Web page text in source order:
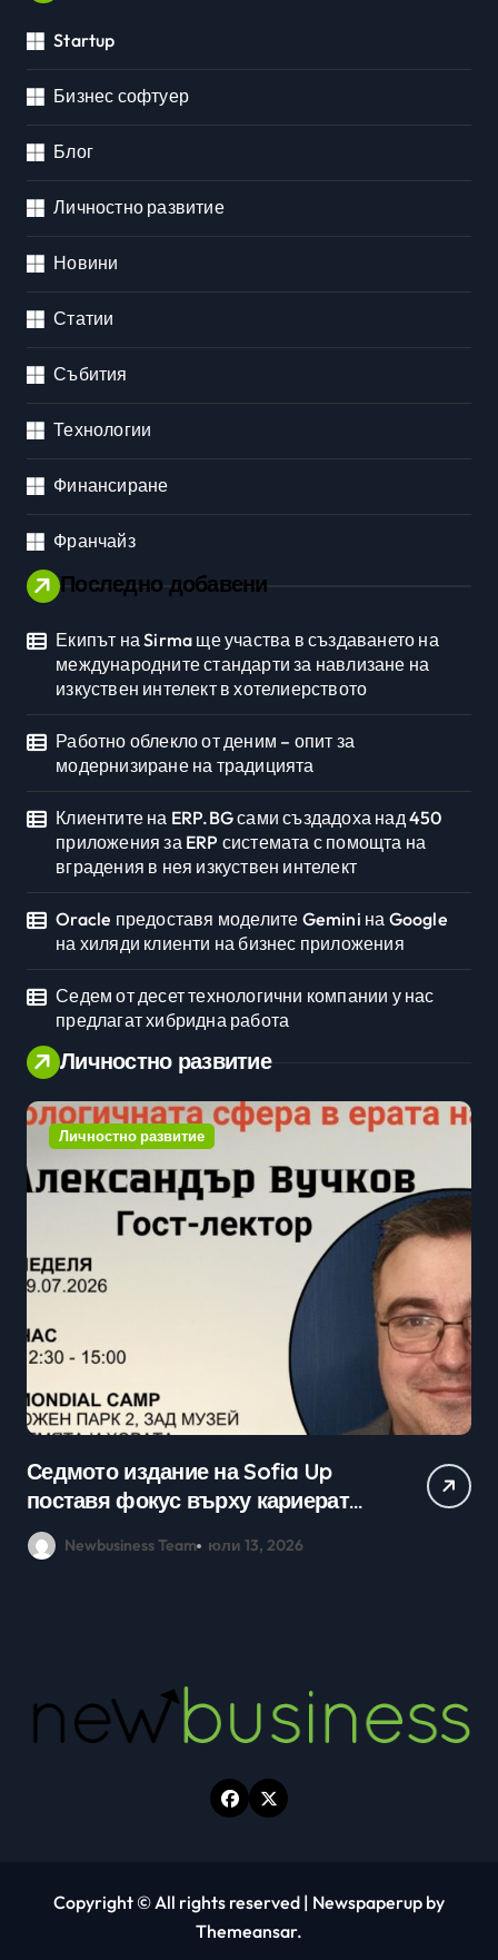
Startup
Бизнес софтуер
Блог
Личностно развитие
Новини
Статии
Събития
Технологии
Финансиране
Франчайз
Последно добавени
Екипът на Sirma ще участва в създаването на
международните стандарти за навлизане на
изкуствен интелект в хотелиерството
Работно облекло от деним – опит за
модернизиране на традицията
Клиентите на ERP.BG сами създадоха над 450
приложения за ERP системата с помощта на
вградения в нея изкуствен интелект
Oracle предоставя моделите Gemini на Google
на хиляди клиенти на бизнес приложения
Седем от десет технологични компании у нас
предлагат хибридна работа
Личностно развитие
Личностно развитие
Практически уроци по бизнес и
кариерно развитие събраха
млади хора на SOFIA UP
Newbusiness Team юни 26, 2026
Copyright © All rights reserved | Newspaperup by
Themeansar.